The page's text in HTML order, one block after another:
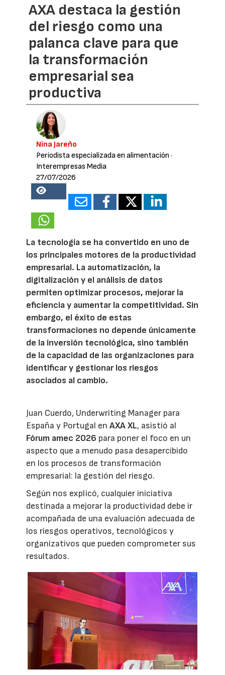
AXA destaca la gestión
del riesgo como una
palanca clave para que
la transformación
empresarial sea
productiva
Nina Jareño
Periodista especializada en alimentación ·
Interempresas Media
27/07/2026
14815
La tecnología se ha convertido en uno de
los principales motores de la productividad
empresarial. La automatización, la
digitalización y el análisis de datos
permiten optimizar procesos, mejorar la
eficiencia y aumentar la competitividad. Sin
embargo, el éxito de estas
transformaciones no depende únicamente
de la inversión tecnológica, sino también
de la capacidad de las organizaciones para
identificar y gestionar los riesgos
asociados al cambio.
Juan Cuerdo, Underwriting Manager para
España y Portugal enAXA XL, asistió al
Fórum amec 2026 para poner el foco en un
aspecto que a menudo pasa desapercibido
en los procesos de transformación
empresarial: la gestión del riesgo.
Según nos explicó, cualquier iniciativa
destinada a mejorar la productividad debe ir
acompañada de una evaluación adecuada de
los riesgos operativos, tecnológicos y
organizativos que pueden comprometer sus
resultados.